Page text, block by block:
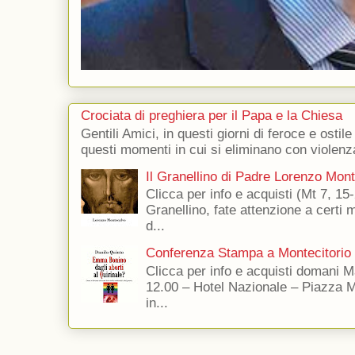
Crociata di preghiera per il Papa e la Chiesa
Gentili Amici, in questi giorni di feroce e
questi momenti in cui si eliminano con
Il Granellino di Padre Lorenzo
Clicca per info e acquisti (Mt 7,
Granellino, fate attenzione a certi
d...
Conferenza Stampa a Montecitorio
Clicca per info e acquisti domani
12.00 – Hotel Nazionale – Piazza
in...